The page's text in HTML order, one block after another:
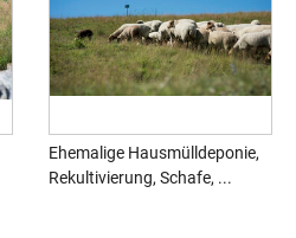
Ehemalige Hausmülldeponie,
Rekultivierung, Schafe, ...